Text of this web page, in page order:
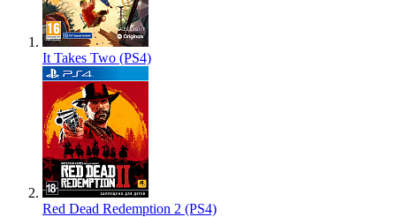
It Takes Two (PS4)
Red Dead Redemption 2 (PS4)